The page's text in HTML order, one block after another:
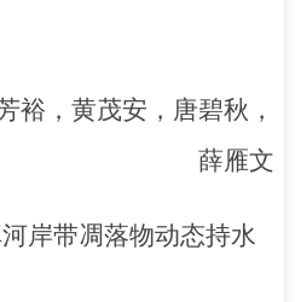
裕，黄茂安，唐碧秋，
薛雁文
岸带凋落物动态持水